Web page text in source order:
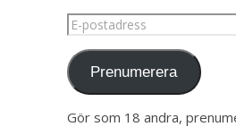
E-
postadress
Prenumerera
Gör som 18 andra,